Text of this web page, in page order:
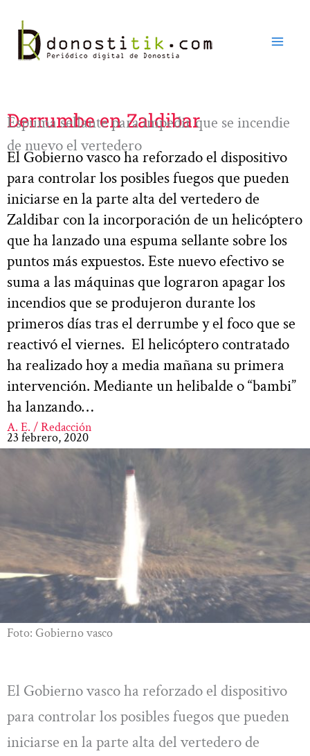
contenido
Derrumbe en Zaldibar
Espuma sellante para impedir que se incendie
de nuevo el vertedero
El Gobierno vasco ha reforzado el dispositivo
para controlar los posibles fuegos que pueden
iniciarse en la parte alta del vertedero de
Zaldibar con la incorporación de un helicóptero
que ha lanzado una espuma sellante sobre los
puntos más expuestos. Este nuevo efectivo se
suma a las máquinas que lograron apagar los
incendios que se produjeron durante los
primeros días tras el derrumbe y el foco que se
reactivó el viernes. El helicóptero contratado
ha realizado hoy a media mañana su primera
intervención. Mediante un helibalde o “bambi”
ha lanzando…
A. E. / Redacción
23 febrero, 2020
Foto: Gobierno vasco
El Gobierno vasco ha reforzado el dispositivo
para controlar los posibles fuegos que pueden
iniciarse en la parte alta del vertedero de